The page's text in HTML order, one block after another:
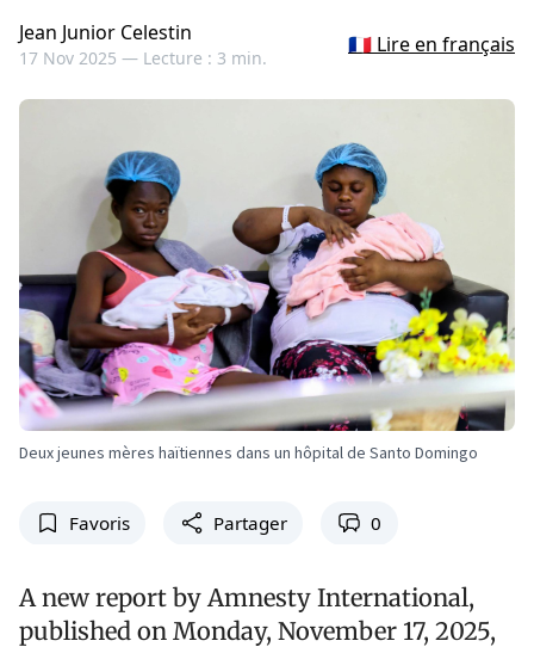
Jean Junior Celestin
17 Nov 2025 — Lecture : 3 min.
🇫🇷 Lire en français
Deux jeunes mères haïtiennes dans un hôpital de Santo Domingo
Favoris Partager 0
A new report by Amnesty International,
published on Monday, November 17, 2025,